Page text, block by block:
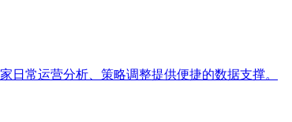
日常运营分析、策略调整提供便捷的数据支撑。